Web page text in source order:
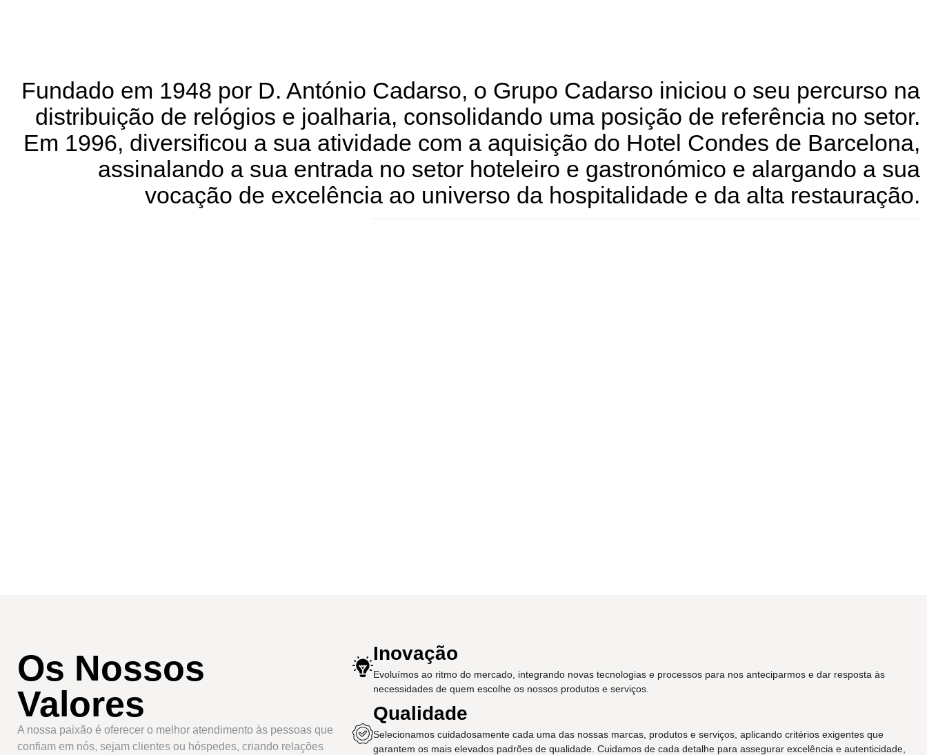
Fundado em 1948 por D. António Cadarso, o Grupo Cadarso iniciou o seu percurso na
distribuição de relógios e joalharia, consolidando uma posição de referência no setor.
Em 1996, diversificou a sua atividade com a aquisição do Hotel Condes de Barcelona,
assinalando a sua entrada no setor hoteleiro e gastronómico e alargando a sua
vocação de excelência ao universo da hospitalidade e da alta restauração.
Os Nossos
Valores
A nossa paixão é oferecer o melhor atendimento às pessoas que
confiam em nós, sejam clientes ou hóspedes, criando relações
Inovação
Evoluímos ao ritmo do mercado, integrando novas tecnologias e processos para nos anteciparmos e dar resposta às
necessidades de quem escolhe os nossos produtos e serviços.
Qualidade
Selecionamos cuidadosamente cada uma das nossas marcas, produtos e serviços, aplicando critérios exigentes que
garantem os mais elevados padrões de qualidade. Cuidamos de cada detalhe para assegurar excelência e autenticidade,